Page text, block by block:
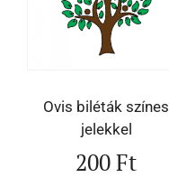
Ovis biléták színes
jelekkel
200Ft